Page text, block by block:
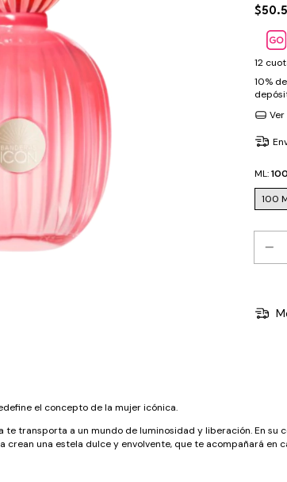
12
10%
ML:
100
el concepto de la mujer icónica.
transporta a un mundo de luminosidad y liberación. En su
una estela dulce y envolvente, que te acompañará en